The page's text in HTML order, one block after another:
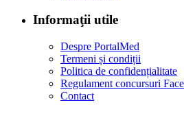
Informaţii utile
Despre PortalMed
Termeni și condiții
Politica de confidențialitate
Regulament concursuri
Contact